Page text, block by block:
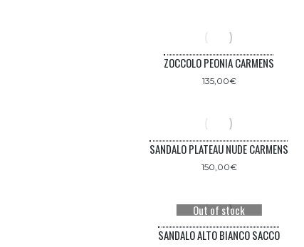
ZOCCOLO PEONIA CARMENS
135,00€
SANDALO PLATEAU NUDE CARMENS
150,00€
Out of stock
SANDALO ALTO BIANCO SACCO